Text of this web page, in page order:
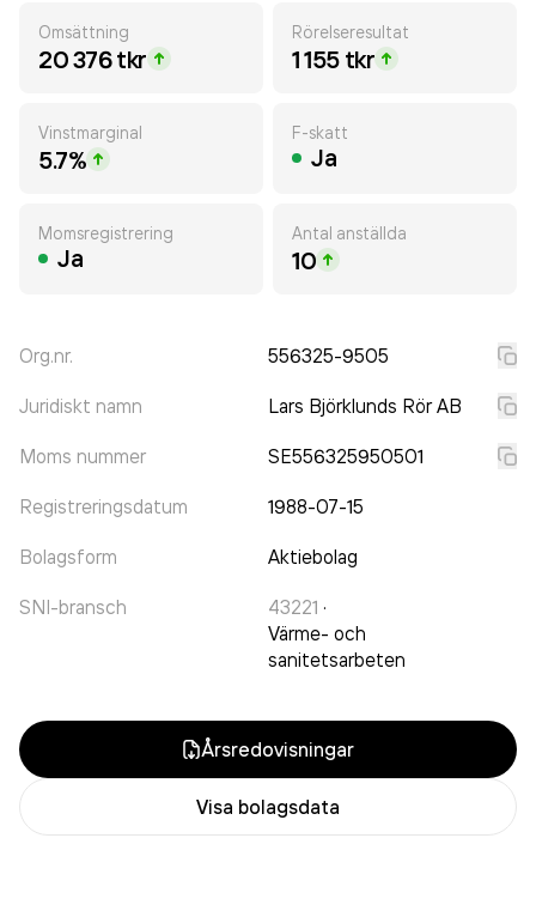
Omsättning
20 376 tkr
Rörelseresultat
1 155 tkr
Vinstmarginal
5.7%
F-skatt
Ja
Momsregistrering
Ja
Antal anställda
10
Org.nr. 556325-9505
Juridiskt namn Lars Björklunds Rör AB
Moms nummer SE556325950501
Registreringsdatum 1988-07-15
Bolagsform Aktiebolag
SNI-bransch 43221 ·
Värme- och
sanitetsarbeten
Årsredovisningar
Visa bolagsdata